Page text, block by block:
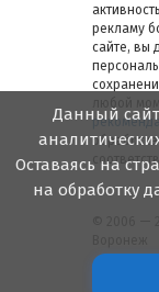
рекламу
сайте, вы
© 2006 —
Данный
Оставаясь на
на обработку